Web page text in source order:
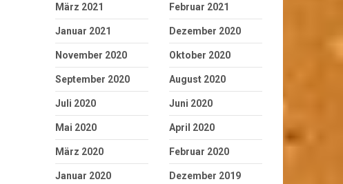
März 2021 Februar 2021
Januar 2021 Dezember 2020
November 2020 Oktober 2020
September 2020 August 2020
Juli 2020 Juni 2020
Mai 2020 April 2020
März 2020 Februar 2020
Januar 2020 Dezember 2019